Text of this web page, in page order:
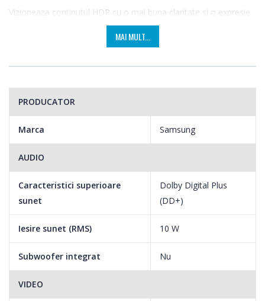
Vizioneaza continutul HDR cu o mai buna claritate si o expresie
detaliata a culorii. Samsung HD TV iti ofera mai multe detalii,
atat in scenele luminoase, cat si in cele intunecate.
MAI MULT...
PRODUCATOR
Marca Samsung
AUDIO
Caracteristici superioare
sunet
Dolby Digital Plus
(DD+)
Iesire sunet (RMS) 10 W
Subwoofer integrat Nu
VIDEO